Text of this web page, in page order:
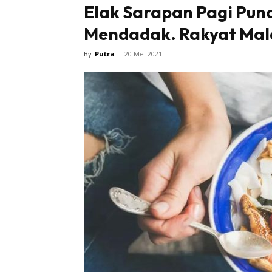
Elak Sarapan Pagi
Mendadak. Rakyat
By Putra - 20 Mei 2021